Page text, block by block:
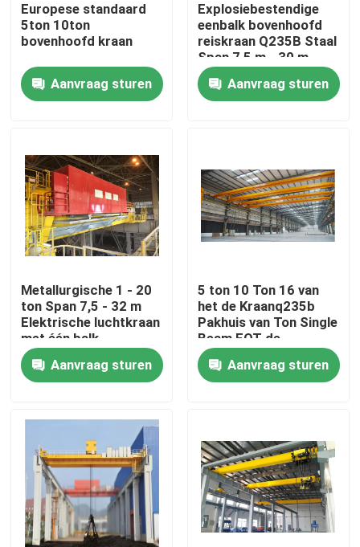
Thuis
Over ons
Fabrieksreis
Kwaliteitscontrole
Contacteer ons
Bovenloopkraan
Dubbele Balk Luchtkraan
Enkele ligger bovenloopkraan
De dubbele Kraan van de Balkbrug
Europese standaard
5ton 10ton
bovenhoofd kraan
Aanvraag sturen
Explosiebestendige
eenbalk bovenhoofd
reiskraan Q235B Staal
Span 7,5 m - 30 m
Aanvraag sturen
Metallurgische 1 - 20
ton Span 7,5 - 32 m
Elektrische luchtkraan
met één balk
Aanvraag sturen
5 ton 10 Ton 16 van
het de Kraanq235b
Pakhuis van Ton Single
Beam EOT de
Brugkraan
Aanvraag sturen